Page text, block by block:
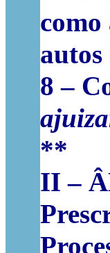
8 –
**
II –